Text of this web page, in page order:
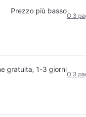
Prezzo più basso
O 3
gratuita, 1-3 giorni
O 3